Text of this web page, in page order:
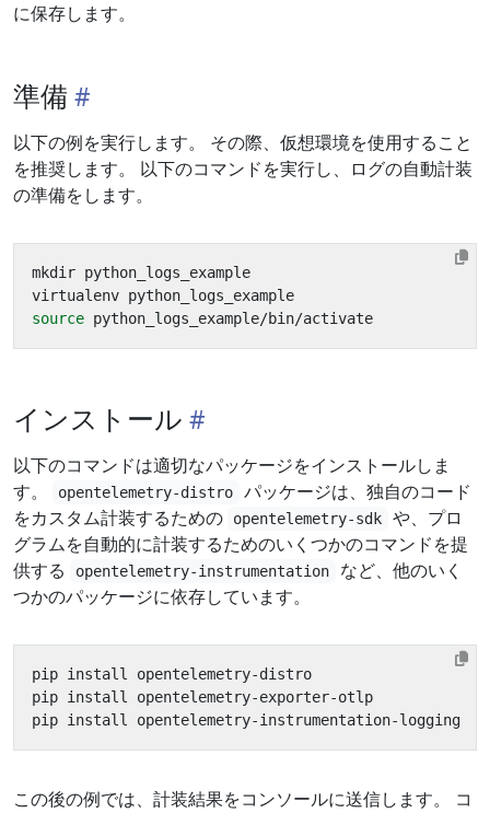
に保存します。
準備
以下の例を実行します。 その際、仮想環境を使用すること
を推奨します。 以下のコマンドを実行し、ログの自動計装
の準備をします。
source
インストール
以下のコマンドは適切なパッケージをインストールしま
す。
opentelemetry-distro
パッケージは、独自のコード
をカスタム計装するための
opentelemetry-sdk
や、プロ
グラムを自動的に計装するためのいくつかのコマンドを提
供する
opentelemetry-instrumentation
など、他のいく
つかのパッケージに依存しています。
この後の例では、計装結果をコンソールに送信します。 コ